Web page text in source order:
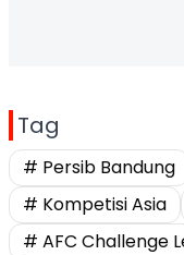
Tag
# Persib Bandung
# Kompetisi Asia
# AFC Challenge